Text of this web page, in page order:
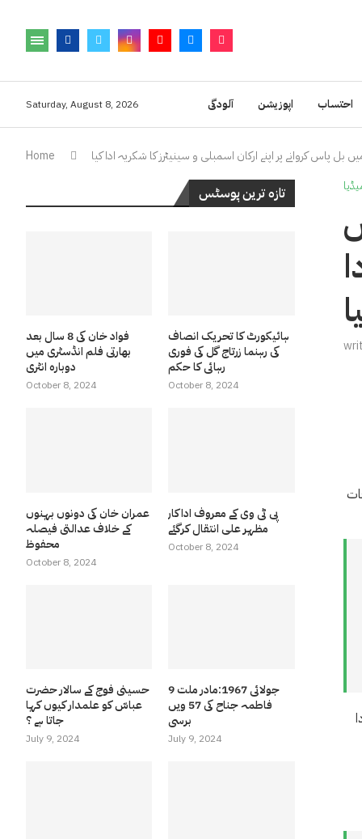
Saturday, August 8, 2026 آلودگی اپوزیشن احتساب
Home پاس کروانے پر اپنے ارکان اسمبلی و سینیٹرز کا شکریہ ادا کیا
تازہ ترین پوسٹس
فواد خان کی 8 سال بعد
بھارتی فلم انڈسٹری میں
دوبارہ انٹری
October 8, 2024
ہائیکورٹ کا تحریک انصاف
کی رہنما زرتاج گل کی فوری
رہائی کا حکم
October 8, 2024
عمران خان کی دونوں بہنوں
کے خلاف عدالتی فیصلہ
محفوظ
October 8, 2024
پی ٹی وی کے معروف اداکار
مظہر علی انتقال کرگئے
October 8, 2024
حسینی فوج کے سالار حضرت
عباسّ کو علمدار کیوں کہا
جاتا ہے ؟
July 9, 2024
9 جولائی 1967:مادر ملت
فاطمہ جناح کی 57 ویں
برسی
July 9, 2024